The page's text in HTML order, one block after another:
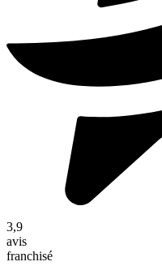
3,9
avis
franchisé